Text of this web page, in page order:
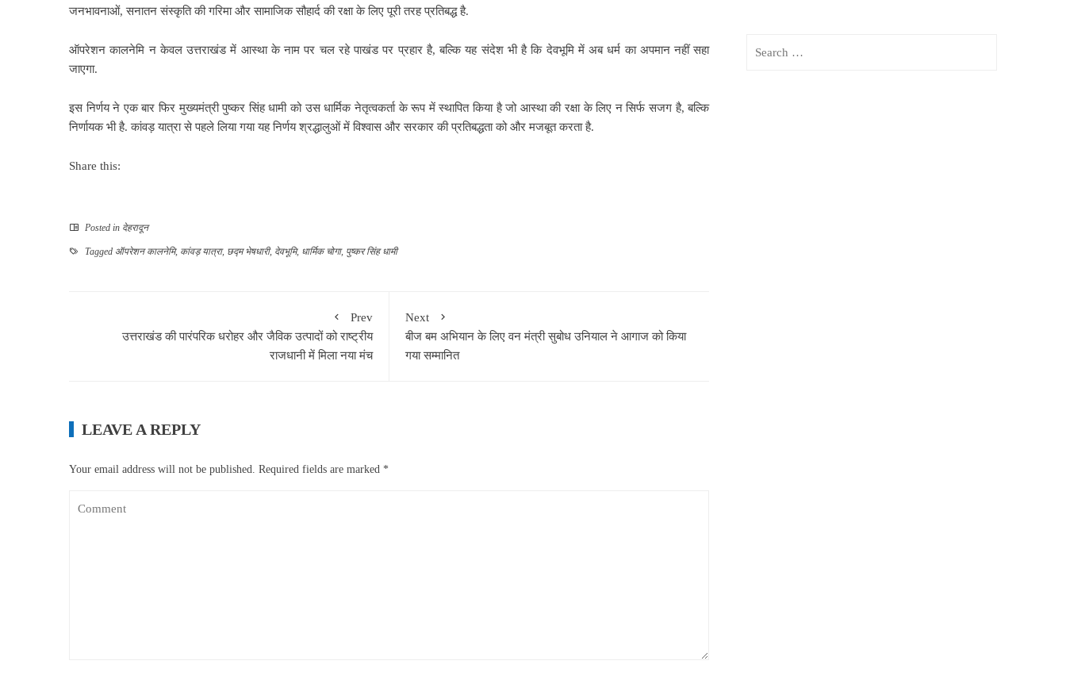
जनभावनाओं, सनातन संस्कृति की गरिमा और सामाजिक सौहार्द की रक्षा के लिए पूरी तरह प्रतिबद्ध है.
ऑपरेशन कालनेमि न केवल उत्तराखंड में आस्था के नाम पर चल रहे पाखंड पर प्रहार है, बल्कि यह संदेश भी है कि देवभूमि में अब धर्म का अपमान नहीं सहा
जाएगा.
इस निर्णय ने एक बार फिर मुख्यमंत्री पुष्कर सिंह धामी को उस धार्मिक नेतृत्वकर्ता के रूप में स्थापित किया है जो आस्था की रक्षा के लिए न सिर्फ सजग है, बल्कि
निर्णायक भी है. कांवड़ यात्रा से पहले लिया गया यह निर्णय श्रद्धालुओं में विश्वास और सरकार की प्रतिबद्धता को और मजबूत करता है.
Share this:
Posted in देहरादून
Tagged ऑपरेशन कालनेमि, कांवड़ यात्रा, छद्म भेषधारी, देवभूमि, धार्मिक चोगा, पुष्कर सिंह धामी
Prev
उत्तराखंड की पारंपरिक धरोहर और जैविक उत्पादों को राष्ट्रीय
राजधानी में मिला नया मंच
Next
बीज बम अभियान के लिए वन मंत्री सुबोध उनियाल ने आगाज को किया
गया सम्मानित
LEAVE A REPLY
Your email address will not be published. Required fields are marked *